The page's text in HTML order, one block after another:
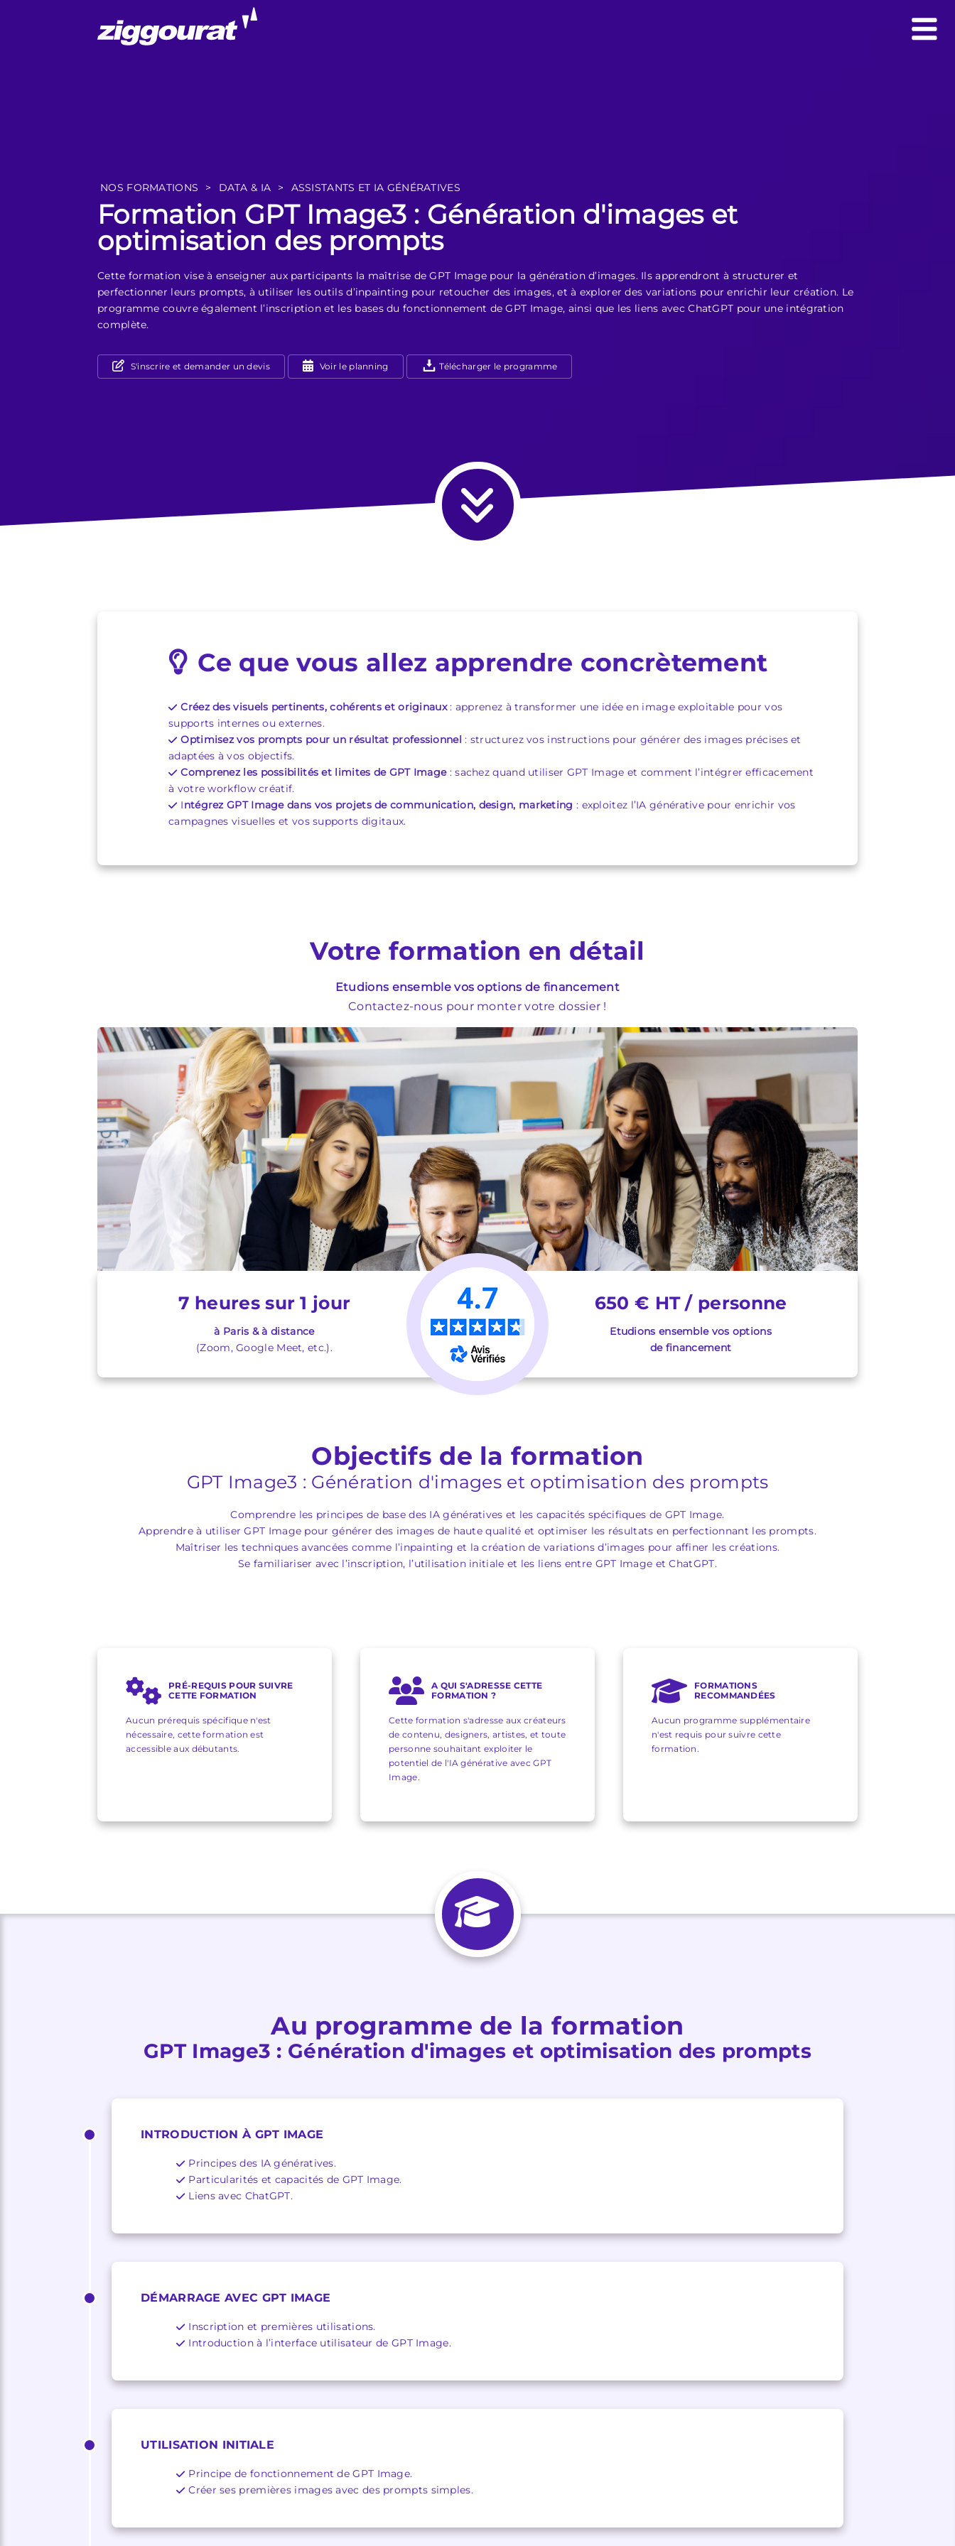
NOS FORMATIONS > DATA & IA > ASSISTANTS ET IA GÉNÉRATIVES
Formation GPT Image3 : Génération d'images et
optimisation des prompts
Cette formation vise à enseigner aux participants la maîtrise de GPT Image pour la génération d’images. Ils apprendront à structurer et
perfectionner leurs prompts, à utiliser les outils d’inpainting pour retoucher des images, et à explorer des variations pour enrichir leur création. Le
programme couvre également l’inscription et les bases du fonctionnement de GPT Image, ainsi que les liens avec ChatGPT pour une intégration
complète.
S'inscrire et demander un devis Voir le planning Télécharger le programme
Ce que vous allez apprendre concrètement
Créez des visuels pertinents, cohérents et originaux: apprenez à transformer une idée en image exploitable pour vos
supports internes ou externes.
Optimisez vos prompts pour un résultat professionnel : structurez vos instructions pour générer des images précises et
adaptées à vos objectifs.
Comprenez les possibilités et limites de GPT Image: sachez quand utiliser GPT Image et comment l’intégrer efficacement
à votre workflow créatif.
Intégrez GPT Image dans vos projets de communication, design, marketing : exploitez l’IA générative pour enrichir vos
campagnes visuelles et vos supports digitaux.
Votre formation en détail
Etudions ensemble vos options de financement
Contactez-nous pour monter votre dossier !
7 heures sur 1 jour
à Paris & à distance
(Zoom, Google Meet, etc.).
650 € HT / personne
Etudions ensemble vos options
de financement
Objectifs de la formation
GPT Image3 : Génération d'images et optimisation des prompts
Comprendre les principes de base des IA génératives et les capacités spécifiques de GPT Image.
Apprendre à utiliser GPT Image pour générer des images de haute qualité et optimiser les résultats en perfectionnant les prompts.
Maîtriser les techniques avancées comme l’inpainting et la création de variations d’images pour affiner les créations.
Se familiariser avec l’inscription, l’utilisation initiale et les liens entre GPT Image et ChatGPT.
PRÉ-REQUIS POUR SUIVRE
CETTE FORMATION
Aucun prérequis spécifique n'est
nécessaire, cette formation est
accessible aux débutants.
A QUI S'ADRESSE CETTE
FORMATION ?
Cette formation s'adresse aux créateurs
de contenu, designers, artistes, et toute
personne souhaitant exploiter le
potentiel de l'IA générative avec GPT
Image.
FORMATIONS
RECOMMANDÉES
Aucun programme supplémentaire
n'est requis pour suivre cette
formation.
Au programme de la formation
GPT Image3 : Génération d'images et optimisation des prompts
INTRODUCTION À GPT IMAGE
Principes des IA génératives.
Particularités et capacités de GPT Image.
Liens avec ChatGPT.
DÉMARRAGE AVEC GPT IMAGE
Inscription et premières utilisations.
Introduction à l’interface utilisateur de GPT Image.
UTILISATION INITIALE
Principe de fonctionnement de GPT Image.
Créer ses premières images avec des prompts simples.